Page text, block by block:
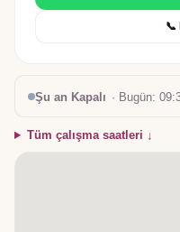
📞
Şu an Kapalı · Bugün:
Tüm çalışma saatleri ↓